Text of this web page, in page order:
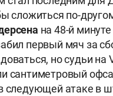
сложиться по-
на 48-й
первый мяч за
но судьи на
сантиметровый
следующей атаке в